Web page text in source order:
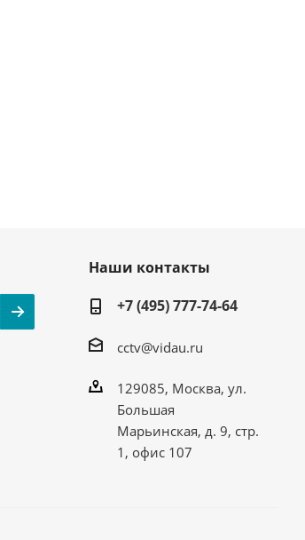
Наши контакты
+7 (495) 777-74-64
cctv@vidau.ru
129085, Москва, ул.
Большая
Марьинская, д. 9, стр.
1, офис 107